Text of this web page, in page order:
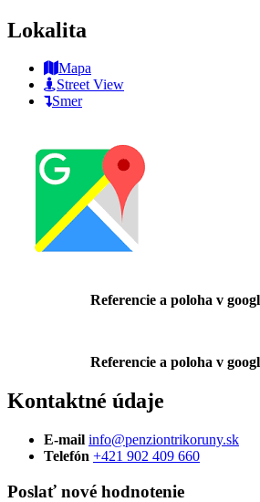
Lokalita
Mapa
Street View
Smer
Referencie a poloha v
Referencie a poloha v
Kontaktné údaje
E-mail info@penziontrikoruny.sk
Telefón +421 902 409 660
Poslať nové hodnotenie